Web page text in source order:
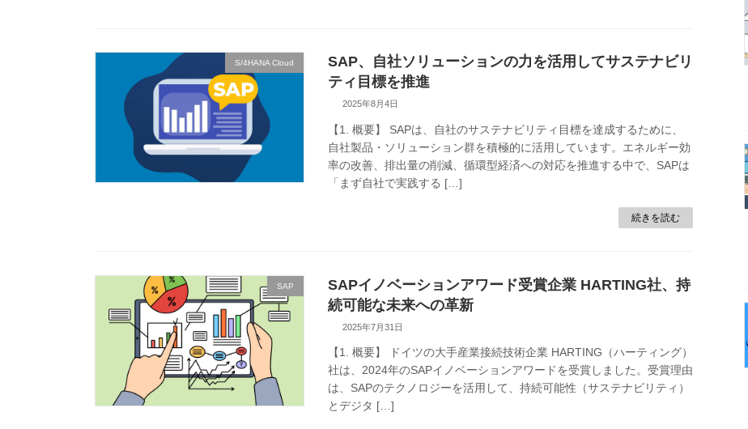
S/4HANA Cloud
SAP、自社ソリューションの力を活用してサステナビリ
ティ目標を推進
2025年8月4日
【1. 概要】 SAPは、自社のサステナビリティ目標を達成するために、
自社製品・ソリューション群を積極的に活用しています。エネルギー効
率の改善、排出量の削減、循環型経済への対応を推進する中で、SAPは
「まず自社で実践する […]
続きを読む
SAP
SAPイノベーションアワード受賞企業 HARTING社、持
続可能な未来への革新
2025年7月31日
【1. 概要】 ドイツの大手産業接続技術企業 HARTING（ハーティング）
社は、2024年のSAPイノベーションアワードを受賞しました。受賞理由
は、SAPのテクノロジーを活用して、持続可能性（サステナビリティ）
とデジタ […]